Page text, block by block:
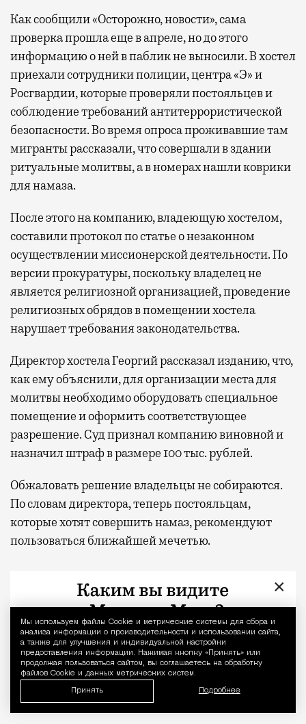
Уведомление
Мы используем файлы Сookie и метрические системы для сбора и
анализа информации о производительности и использовании сайта,
а также для улучшения и индивидуальной настройки
предоставления информации. Нажимая кнопку «Принять» или
продолжая пользоваться сайтом, вы соглашаетесь на обработку
файлов Cookie и данных метрических систем.
Принять Подробнее
Как сообщили «Осторожно, новости», сама
проверка прошла еще в апреле, но до этого
информацию о ней в паблик не выносили. В хостел
приехали сотрудники полиции, центра «Э» и
Росгвардии, которые проверяли постояльцев и
соблюдение требований антитеррористической
безопасности. Во время опроса проживавшие там
мигранты рассказали, что совершали в здании
ритуальные молитвы, а в номерах нашли коврики
для намаза.
После этого на компанию, владеющую хостелом,
составили протокол по статье о незаконном
осуществлении миссионерской деятельности. По
версии прокуратуры, поскольку владелец не
является религиозной организацией, проведение
религиозных обрядов в помещении хостела
нарушает требования законодательства.
Директор хостела Георгий рассказал изданию, что,
как ему объяснили, для организации места для
молитвы необходимо оборудовать специальное
помещение и оформить соответствующее
разрешение. Суд признал компанию виновной и
назначил штраф в размере 100 тыс. рублей.
Обжаловать решение владельцы не собираются.
По словам директора, теперь постояльцам,
которые хотят совершить намаз, рекомендуют
пользоваться ближайшей мечетью.
×